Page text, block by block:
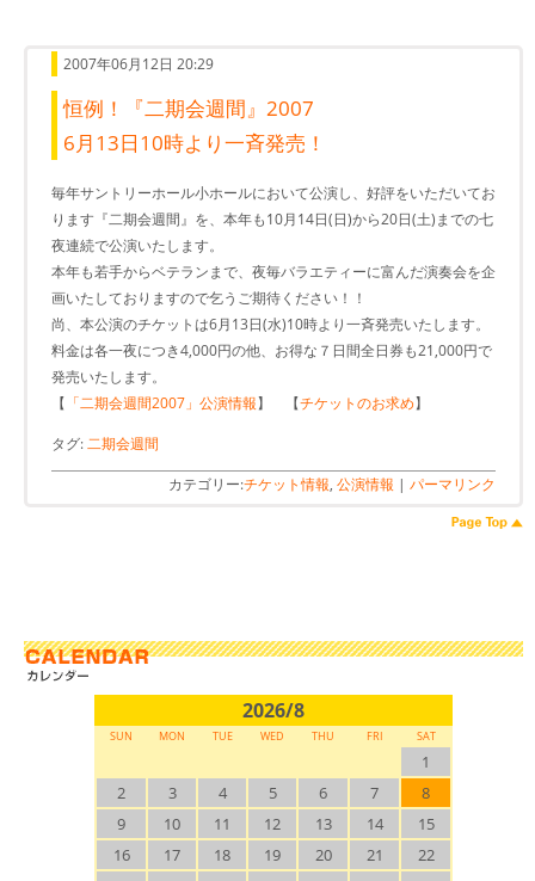
2007年06月12日 20:29
恒例！『二期会週間』2007
6月13日10時より一斉発売！
毎年サントリーホール小ホールにおいて公演し、好評をいただいてお
ります『二期会週間』を、本年も10月14日(日)から20日(土)までの七
夜連続で公演いたします。
本年も若手からベテランまで、夜毎バラエティーに富んだ演奏会を企
画いたしておりますので乞うご期待ください！！
尚、本公演のチケットは6月13日(水)10時より一斉発売いたします。
料金は各一夜につき4,000円の他、お得な７日間全日券も21,000円で
発売いたします。
【 「二期会週間2007」公演情報】 【チケットのお求め】
タグ:二期会週間
カテゴリー:チケット情報, 公演情報 | パーマリンク
2026/8
SUN MON TUE WED THU FRI SAT
1
2
3 4 5 6 7
8
9
10 11 12 13 14
15
16
17 18 19 20 21
22